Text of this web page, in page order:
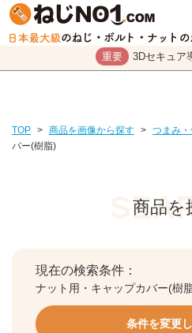
重要 3Dセキュア
TOP > 商品を画像から探す > つまみ・
バー(樹脂)
商品を
現在の検索条件：
ナット用・キャップカバー(樹
条件を変更